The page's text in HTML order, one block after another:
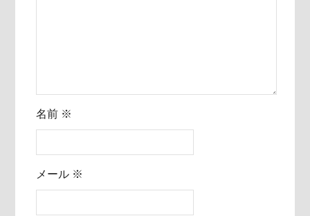
名前 ※
メール ※